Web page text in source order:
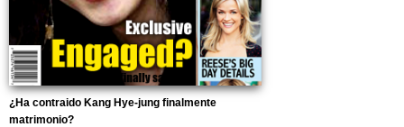
¿Ha contraido Kang Hye-jung finalmente
matrimonio?